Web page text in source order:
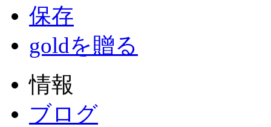
保存
goldを贈る
情報
ブログ